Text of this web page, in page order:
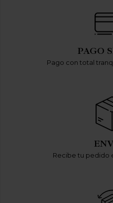
PAGO
Pago con total
Recibe tu pedido